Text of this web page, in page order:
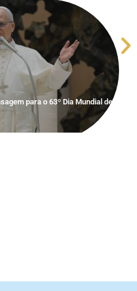
para o 63º Dia Mundial de